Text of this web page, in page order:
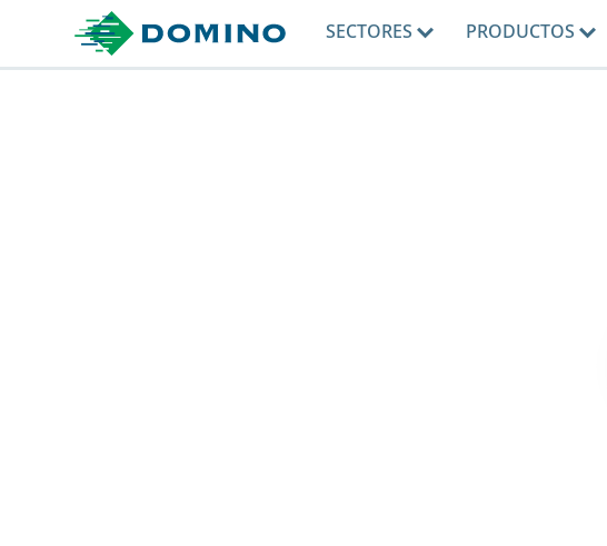
SECTORES PRODUCTOS